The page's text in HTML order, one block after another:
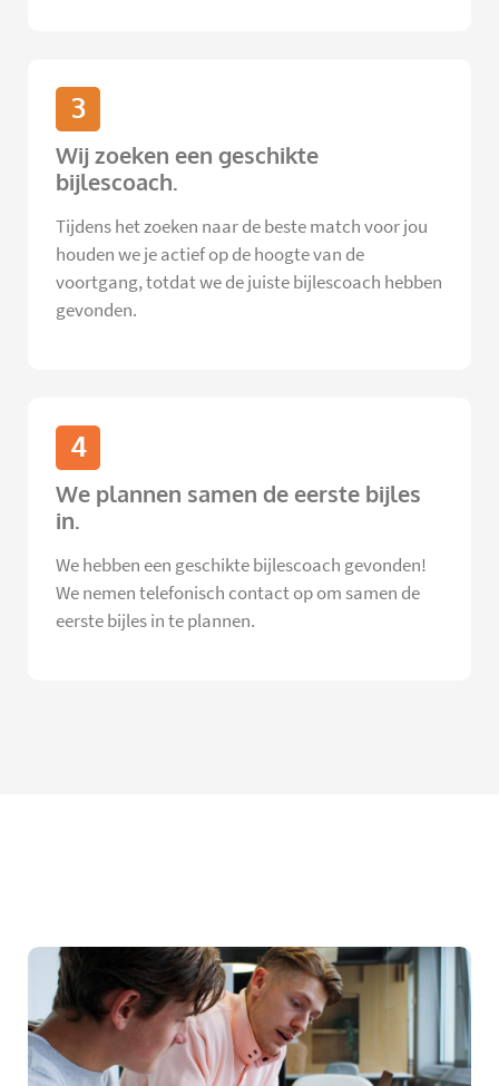
3
Wij zoeken een geschikte
bijlescoach.
Tijdens het zoeken naar de beste match voor jou
houden we je actief op de hoogte van de
voortgang, totdat we de juiste bijlescoach hebben
gevonden.
4
We plannen samen de eerste bijles
in.
We hebben een geschikte bijlescoach gevonden!
We nemen telefonisch contact op om samen de
eerste bijles in te plannen.